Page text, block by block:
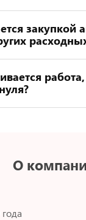
закупкой
О